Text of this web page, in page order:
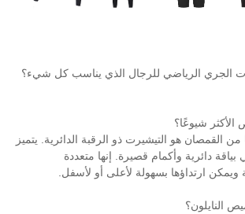
الذي يناسب كل شيء؟
ذو الرقبة الدائرية. يتميز
إنها متعددة
لأعلى أو لأسفل.